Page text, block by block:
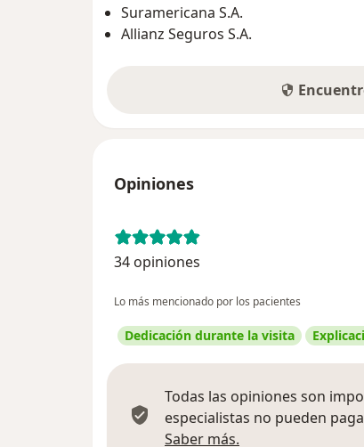
Suramericana S.A.
Allianz Seguros S.A.
Opiniones
34 opiniones
Lo más mencionado por los pacientes
Dedicación durante la visita
Todas las opiniones son
especialistas no pueden
Saber más.